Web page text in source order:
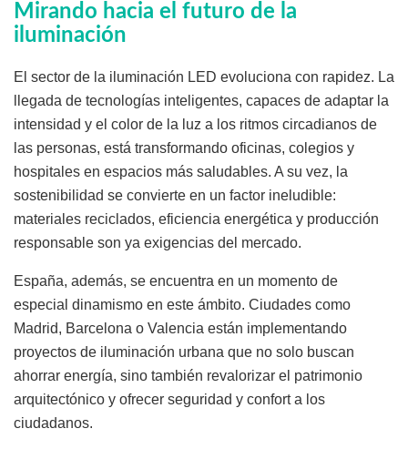
Mirando hacia el futuro de la
iluminación
El sector de la iluminación LED evoluciona con rapidez. La
llegada de tecnologías inteligentes, capaces de adaptar la
intensidad y el color de la luz a los ritmos circadianos de
las personas, está transformando oficinas, colegios y
hospitales en espacios más saludables. A su vez, la
sostenibilidad se convierte en un factor ineludible:
materiales reciclados, eficiencia energética y producción
responsable son ya exigencias del mercado.
España, además, se encuentra en un momento de
especial dinamismo en este ámbito. Ciudades como
Madrid, Barcelona o Valencia están implementando
proyectos de iluminación urbana que no solo buscan
ahorrar energía, sino también revalorizar el patrimonio
arquitectónico y ofrecer seguridad y confort a los
ciudadanos.